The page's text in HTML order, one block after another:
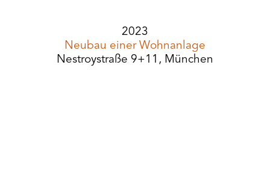
2023
Neubau einer Wohnanlage
Nestroystraße 9+11, München